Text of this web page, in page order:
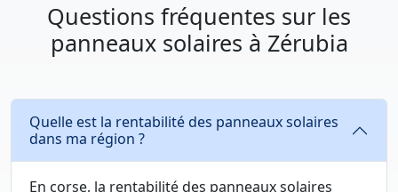
Questions fréquentes sur les
panneaux solaires à Zérubia
Quelle est la rentabilité des panneaux solaires
dans ma région ?
En corse, la rentabilité des panneaux solaires